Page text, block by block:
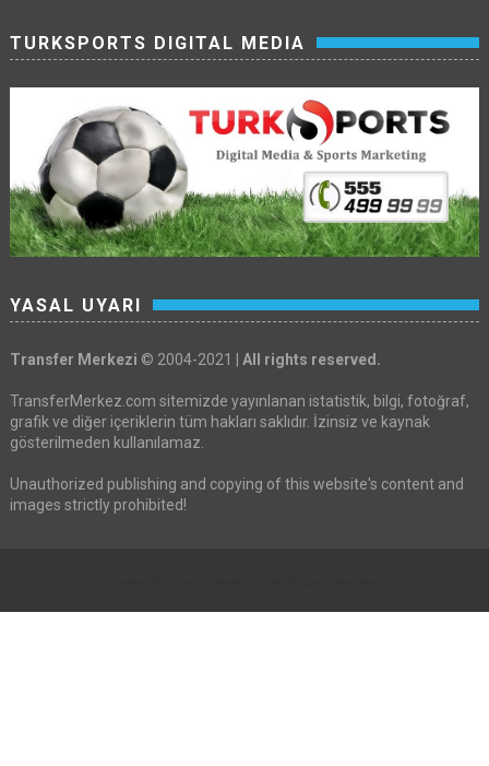
TURKSPORTS DIGITAL MEDIA
YASAL UYARI
Transfer Merkezi © 2004-2021 | All rights reserved.
TransferMerkez.com sitemizde yayınlanan istatistik, bilgi, fotoğraf,
grafik ve diğer içeriklerin tüm hakları saklıdır. İzinsiz ve kaynak
gösterilmeden kullanılamaz.
Unauthorized publishing and copying of this website's content and
images strictly prohibited!